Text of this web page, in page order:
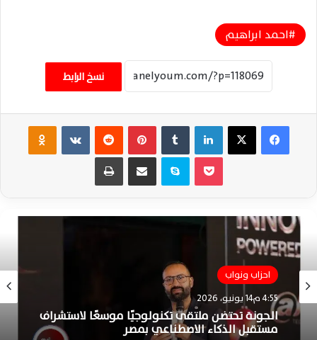
احمد ابراهيم
نسخ الرابط
فيسبوك ‫X لينكدإن بينتيريست ‏VKontakte
سكايب مشاركة عبر البريد طباعة
احزاب ونواب
4:55 م14 يونيو، 2026
الجونة تحتضن ملتقى تكنولوجيًا موسعًا لاستشراف
مستقبل الذكاء الاصطناعي بمصر